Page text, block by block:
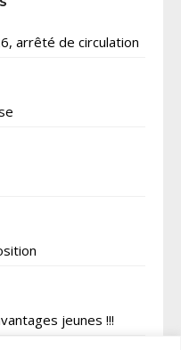
arrêté de circulation
jeunes !!!